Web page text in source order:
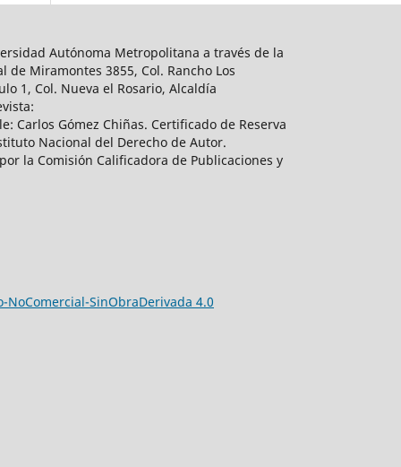
Autónoma Metropolitana a través de la
de Miramontes 3855, Col. Rancho Los
1, Col. Nueva el Rosario, Alcaldía
Carlos Gómez Chiñas. Certificado de Reserva
Nacional del Derecho de Autor.
la Comisión Calificadora de Publicaciones y
NoComercial-SinObraDerivada 4.0